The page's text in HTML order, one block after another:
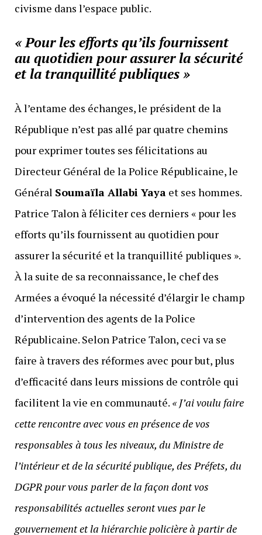
civisme dans l’espace public.
« Pour les efforts qu’ils fournissent
au quotidien pour assurer la sécurité
et la tranquillité publiques »
À l’entame des échanges, le président de la
République n’est pas allé par quatre chemins
pour exprimer toutes ses félicitations au
Directeur Général de la Police Républicaine, le
Général Soumaïla Allabi Yaya et ses hommes.
Patrice Talon à féliciter ces derniers « pour les
efforts qu’ils fournissent au quotidien pour
assurer la sécurité et la tranquillité publiques ».
À la suite de sa reconnaissance, le chef des
Armées a évoqué la nécessité d’élargir le champ
d’intervention des agents de la Police
Républicaine. Selon Patrice Talon, ceci va se
faire à travers des réformes avec pour but, plus
d’efficacité dans leurs missions de contrôle qui
facilitent la vie en communauté. « J’ai voulu faire
cette rencontre avec vous en présence de vos
responsables à tous les niveaux, du Ministre de
l’intérieur et de la sécurité publique, des Préfets, du
DGPR pour vous parler de la façon dont vos
responsabilités actuelles seront vues par le
gouvernement et la hiérarchie policière à partir de